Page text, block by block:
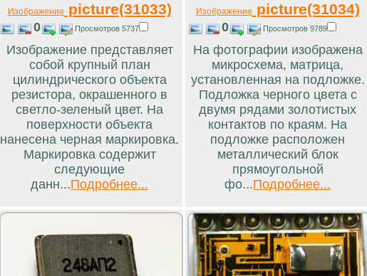
Изображение picture(31033)
0 Просмотров 5737
Изображение представляет
собой крупный план
цилиндрического объекта
резистора, окрашенного в
светло-зеленый цвет. На
поверхности объекта
нанесена черная маркировка.
Маркировка содержит
следующие
данн...Подробнее...
Изображение picture(31034)
0 Просмотров 9789
На фотографии изображена
микросхема, матрица,
установленная на подложке.
Подложка черного цвета с
двумя рядами золотистых
контактов по краям. На
подложке расположен
металлический блок
прямоугольной
фо...Подробнее...